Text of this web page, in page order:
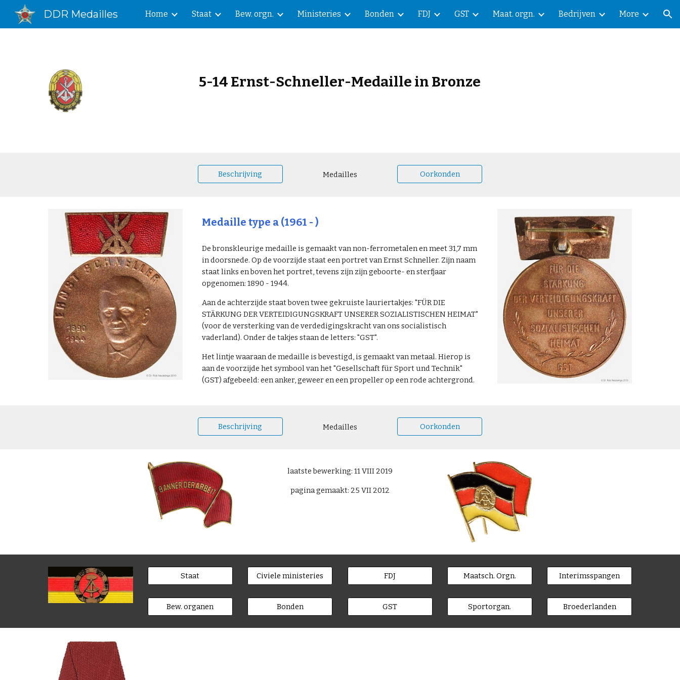
Skip to main content Skip to navigation
DDR Medailles Home Staat Bew. orgn. Ministeries Bonden FDJ GST Maat. orgn. Bedrijven More
5-14 Ernst-Schneller-Medaille in Bronze
Beschrijving Medailles Oorkonden
Medaille type a (1961 - )
De bronskleurige medaille is gemaakt van non-ferrometalen en meet 31,7 mm
in doorsnede. Op de voorzijde staat een portret van Ernst Schneller. Zijn naam
staat links en boven het portret, tevens zijn zijn geboorte- en sterfjaar
opgenomen: 1890 - 1944.
Aan de achterzijde staat boven twee gekruiste lauriertakjes: "FÜR DIE
STÄRKUNG DER VERTEIDIGUNGSKRAFT UNSERER SOZIALISTISCHEN HEIMAT"
(voor de versterking van de verdedigingskracht van ons socialistisch
vaderland). Onder de takjes staan de letters: "GST".
Het lintje waaraan de medaille is bevestigd, is gemaakt van metaal. Hierop is
aan de voorzijde het symbool van het "Gesellschaft für Sport und Technik"
(GST) afgebeeld: een anker, geweer en een propeller op een rode achtergrond.
Beschrijving Medailles Oorkonden
laatste bewerking: 11 VIII 2019
pagina gemaakt: 25 VII 2012
Staat
Bew. organen
Civiele ministeries
Bonden
FDJ
GST
Maatsch. Orgn.
Sportorgan.
Interimsspangen
Broederlanden